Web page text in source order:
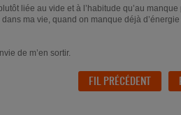
liée au vide et à l’habitude qu’au
ma vie, quand on manque déjà d’énergie
de m’en sortir.
FIL PRÉCÉDENT